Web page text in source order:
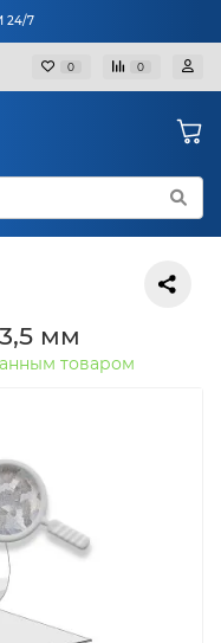
24/7
0 0
мм
товаром